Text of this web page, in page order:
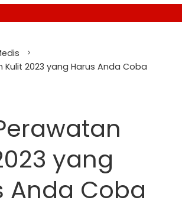
Kulit 2023 yang Harus Anda Coba
yang
Anda Coba